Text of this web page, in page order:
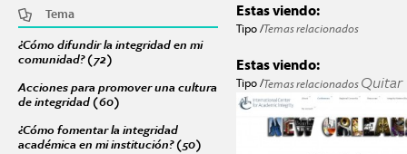
Tema
¿Cómo difundir la integridad en mi
comunidad? (72) Apply ¿Cómo difundir la integridad en mi comunidad?
Acciones para promover una cultura
de integridad (60) Apply Acciones para promover una cultura de
¿Cómo fomentar la integridad
académica en mi institución? (50)
Estas viendo:
Tipo /Temas relacionados
Estas viendo:
Tipo /Temas relacionadosQuitar
Páginas